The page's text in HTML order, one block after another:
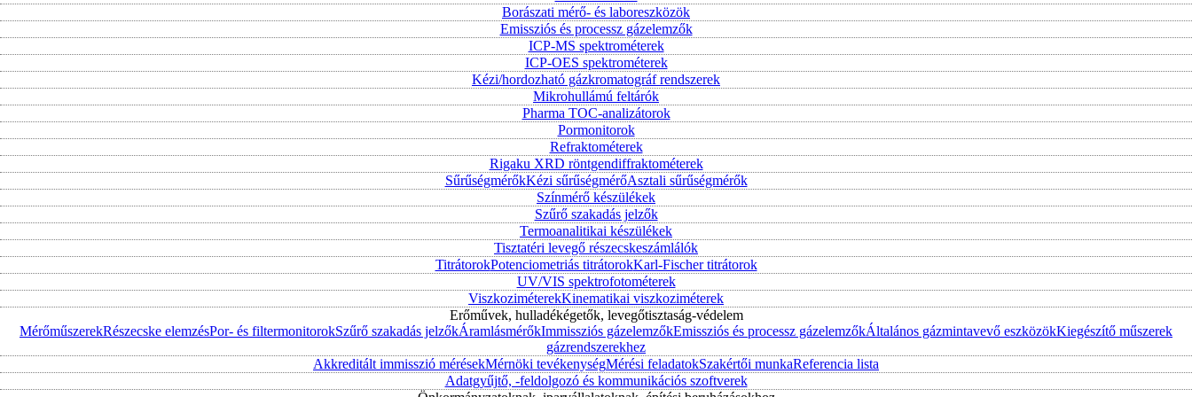
Borászati mérő- és laboreszközök
Emissziós és processz gázelemzők
ICP-MS spektrométerek
ICP-OES spektrométerek
Kézi/hordozható gázkromatográf rendszerek
Mikrohullámú feltárók
Pharma TOC-analizátorok
Pormonitorok
Refraktométerek
Rigaku XRD röntgendiffraktométerek
SűrűségmérőkKézi sűrűségmérőAsztali sűrűségmérők
Színmérő készülékek
Szűrő szakadás jelzők
Termoanalitikai készülékek
Tisztatéri levegő részecskeszámlálók
TitrátorokPotenciometriás titrátorokKarl-Fischer titrátorok
UV/VIS spektrofotométerek
ViszkoziméterekKinematikai viszkoziméterek
Erőművek, hulladékégetők, levegőtisztaság-védelem
MérőműszerekRészecske elemzésPor- és filtermonitorokSzűrő szakadás jelzőkÁramlásmérőkImmissziós gázelemzőkEmissziós és processz gázelemzőkÁltalános gázmintavevő eszközökKiegészítő műszerek
gázrendszerekhez
Akkreditált immisszió mérésekMérnöki tevékenységMérési feladatokSzakértői munkaReferencia lista
Adatgyűjtő, -feldolgozó és kommunikációs szoftverek